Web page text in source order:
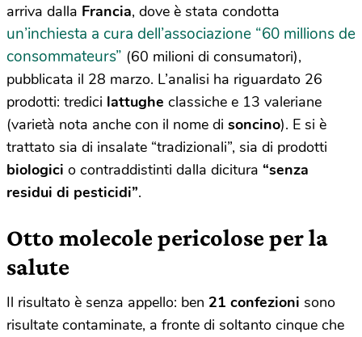
arriva dalla Francia, dove è stata condotta
un’inchiesta a cura dell’associazione “60 millions de
consommateurs” (60 milioni di consumatori),
pubblicata il 28 marzo. L’analisi ha riguardato 26
prodotti: tredici lattughe classiche e 13 valeriane
(varietà nota anche con il nome di soncino). E si è
trattato sia di insalate “tradizionali”, sia di prodotti
biologici o contraddistinti dalla dicitura “senza
residui di pesticidi”.
Otto molecole pericolose per la
salute
Il risultato è senza appello: ben 21 confezioni sono
risultate contaminate, a fronte di soltanto cinque che